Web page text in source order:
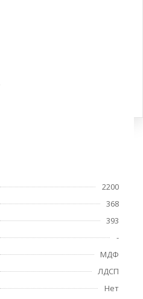
2200
368
393
-
МДФ
ЛДСП
Нет